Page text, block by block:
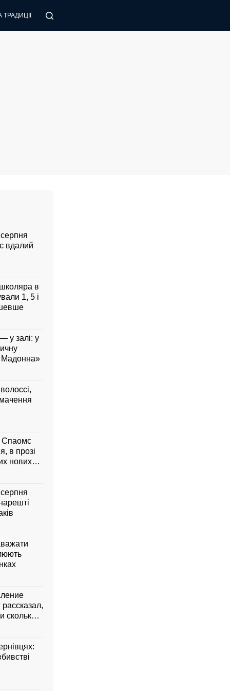
ПОРАДИ
вдалий
в
1, 5 і
у залі: у
Мадонна»
Спаомс
в прозі
нових
сколько